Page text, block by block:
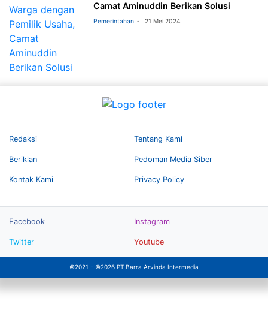
Camat Aminuddin Berikan Solusi
Pemerintahan 21 Mei 2024
Redaksi Tentang Kami
Beriklan Pedoman Media Siber
Kontak Kami Privacy Policy
Facebook Instagram
Twitter Youtube
©2021 - ©2026 PT Barra Arvinda Intermedia